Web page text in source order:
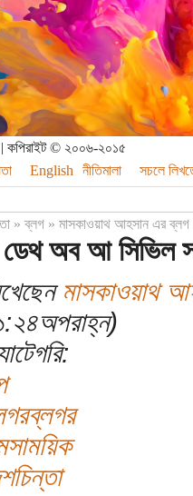
| কপিরাইট © ২০০৬-২০১৫
English নীতিমালা সচলে
»ব্লগ» মাসকাওয়াথ আহসান এর ব্লগ
অব আ সিভিল
মাসকাওয়াথ